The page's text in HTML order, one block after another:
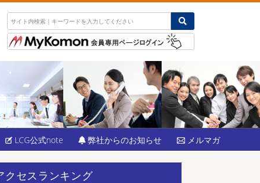
LCG公式note 弊社からのお知らせ メルマガ
クセスランキング